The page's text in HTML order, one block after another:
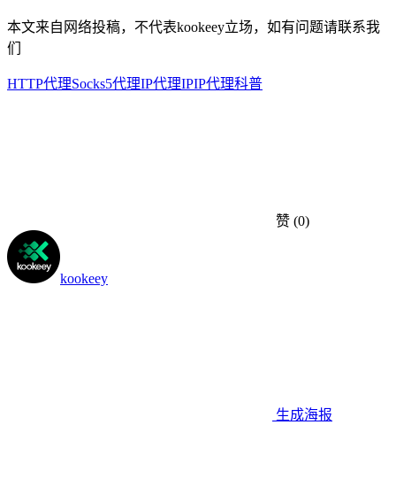
本文来自网络投稿，不代表kookeey立场，如有问题请联系我
们
HTTP代理Socks5代理IP代理IPIP代理科普
赞 (0)
kookeey
生成海报